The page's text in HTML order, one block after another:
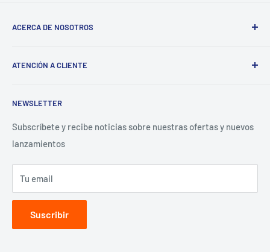
ACERCA DE NOSOTROS
Política de reembolso
ATENCIÓN A CLIENTE
Términos y Condiciones
Aviso de Privacidad
Contacto para proveedores
NEWSLETTER
Subscríbete y recibe noticias sobre nuestras ofertas y nuevos
lanzamientos
Tu email
Suscribir